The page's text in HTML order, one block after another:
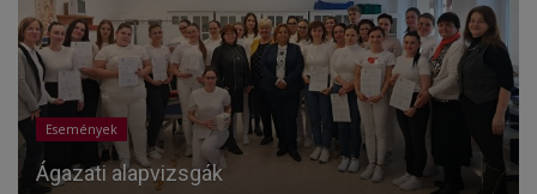
Események
Ágazati alapvizsgák